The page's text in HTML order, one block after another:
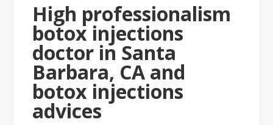
High professionalism
botox injections
doctor in Santa
Barbara, CA and
botox injections
advices